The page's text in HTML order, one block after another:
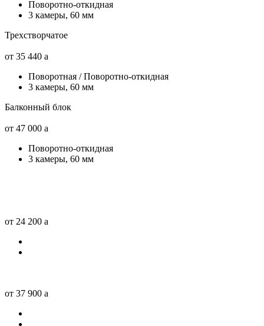
Поворотно-откидная
3 камеры, 60 мм
Трехстворчатое
от 35 440 a
Поворотная / Поворотно-откидная
3 камеры, 60 мм
Балконный блок
от 47 000 a
Поворотно-откидная
3 камеры, 60 мм
от 24 200 a
от 37 900 a